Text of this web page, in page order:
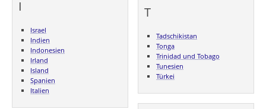
I
Israel
Indien
Indonesien
Irland
Island
Spanien
Italien
T
Tadschikistan
Tonga
Trinidad und Tobago
Tunesien
Türkei